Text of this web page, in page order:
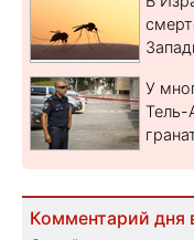
У
Тель-
Комментарий дня